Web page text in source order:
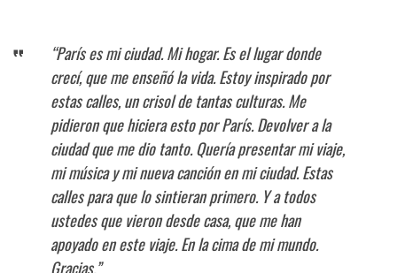
“París es mi ciudad. Mi hogar. Es el lugar donde
crecí, que me enseñó la vida. Estoy inspirado por
estas calles, un crisol de tantas culturas. Me
pidieron que hiciera esto por París. Devolver a la
ciudad que me dio tanto. Quería presentar mi viaje,
mi música y mi nueva canción en mi ciudad. Estas
calles para que lo sintieran primero. Y a todos
ustedes que vieron desde casa, que me han
apoyado en este viaje. En la cima de mi mundo.
Gracias.”